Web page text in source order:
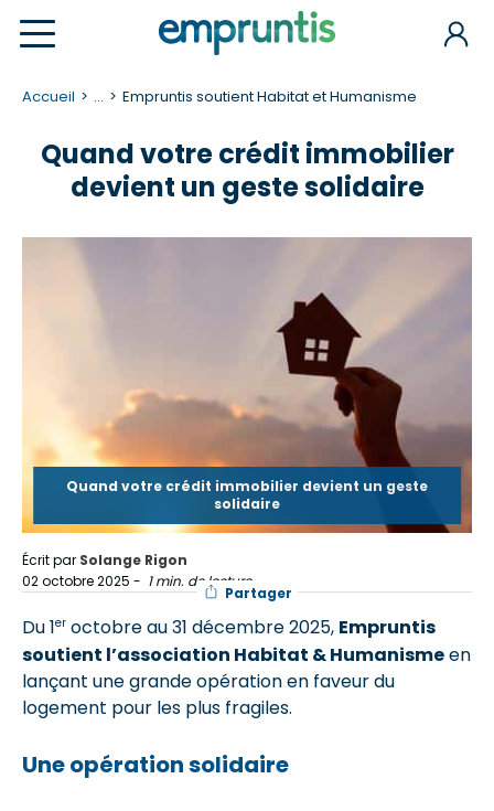
Accueil ... Empruntis soutient Habitat et Humanisme
Quand votre crédit immobilier
devient un geste solidaire
Quand votre crédit immobilier devient un geste
solidaire
Écrit par Solange Rigon
02 octobre 2025 - 1 min. de lecture
Partager
Du 1er octobre au 31 décembre 2025, Empruntis
soutient l’association Habitat & Humanismeen
lançant une grande opération en faveur du
logement pour les plus fragiles.
Une opération solidaire